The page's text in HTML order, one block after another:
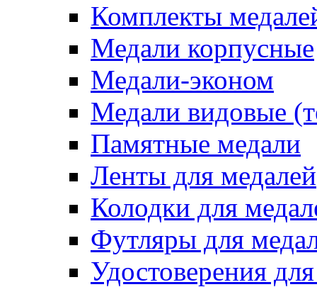
Комплекты
Медали корпусные
Медали-эконом
Медали видовые
Памятные медали
Ленты для медалей
Колодки для
Футляры для
Удостоверения